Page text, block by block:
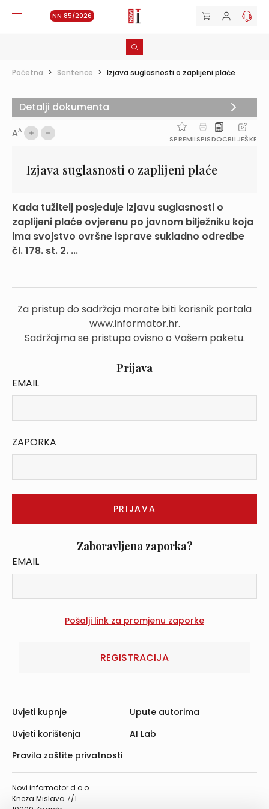
NN 85/2026
Početna > Sentence > Izjava suglasnosti o zaplijeni plaće
AA
SPREMIISPISDOCBILJEŠKE
Izjava suglasnosti o zaplijeni plaće
Kada tužitelj posjeduje izjavu suglasnosti o
zaplijeni plaće ovjerenu po javnom bilježniku koja
ima svojstvo ovršne isprave sukladno odredbe
čl. 178. st. 2. ...
Za pristup do sadržaja morate biti korisnik portala
www.informator.hr.
Sadržajima se pristupa ovisno o Vašem paketu.
Prijava
EMAIL
ZAPORKA
Zaboravljena zaporka?
EMAIL
REGISTRACIJA
Detalji dokumenta
Novi informator d.o.o.
Kneza Mislava 7/1
Uvjeti kupnje
Uvjeti korištenja
Pravila zaštite privatnosti
Upute autorima
AI Lab